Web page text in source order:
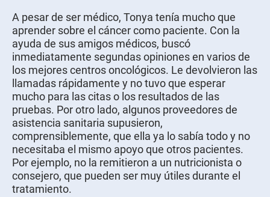
A pesar de ser médico, Tonya tenía mucho que
aprender sobre el cáncer como paciente. Con la
ayuda de sus amigos médicos, buscó
inmediatamente segundas opiniones en varios de
los mejores centros oncológicos. Le devolvieron las
llamadas rápidamente y no tuvo que esperar
mucho para las citas o los resultados de las
pruebas. Por otro lado, algunos proveedores de
asistencia sanitaria supusieron,
comprensiblemente, que ella ya lo sabía todo y no
necesitaba el mismo apoyo que otros pacientes.
Por ejemplo, no la remitieron a un nutricionista o
consejero, que pueden ser muy útiles durante el
tratamiento.